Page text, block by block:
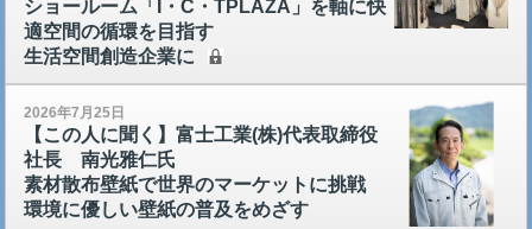
ショールーム「I・C・TPLAZA」を軸に快
適空間の循環を目指す
生活空間創造企業に
2026年7月25日
【この人に聞く】富士工業(株)代表取締役
社長 南光雅仁氏
素材散布壁紙で世界のマーケットに挑戦
環境に優しい壁紙の普及をめざす